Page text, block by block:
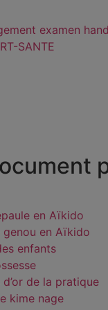
examen
SANTE
en Aïkido
genou en Aïkido
enfants
de la pratique
kime nage